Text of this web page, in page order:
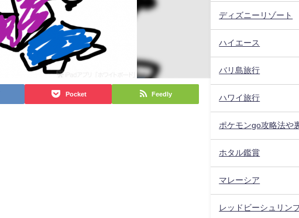
Pocket Feedly
ディズニーリゾート
ハイエース
バリ島旅行
ハワイ旅行
ポケモンgo攻略法や
ホタル鑑賞
マレーシア
レッドビーシュリン